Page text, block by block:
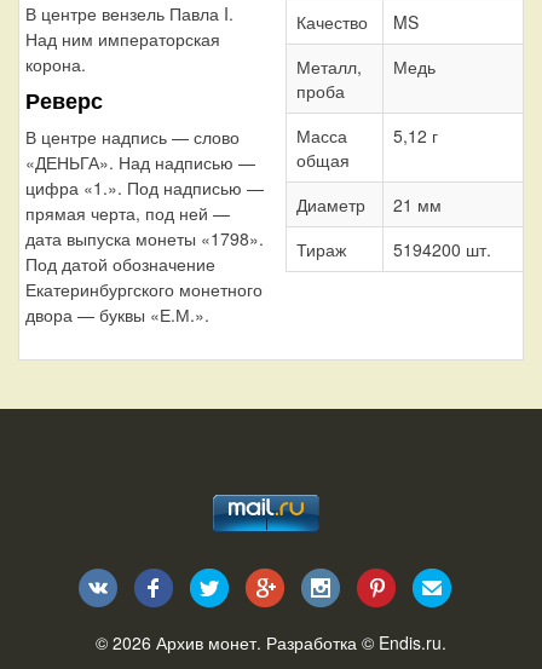
В центре вензель Павла I.
Над ним императорская
корона.
Реверс
В центре надпись — слово
«ДЕНЬГА». Над надписью —
цифра «1.». Под надписью —
прямая черта, под ней —
дата выпуска монеты «1798».
Под датой обозначение
Екатеринбургского монетного
двора — буквы «Е.М.».
Качество
MS
Металл,
проба
Медь
Масса
общая
5,12 г
Диаметр
21 мм
Тираж
5194200 шт.
© 2026 Архив монет. Разработка © Endis.ru.